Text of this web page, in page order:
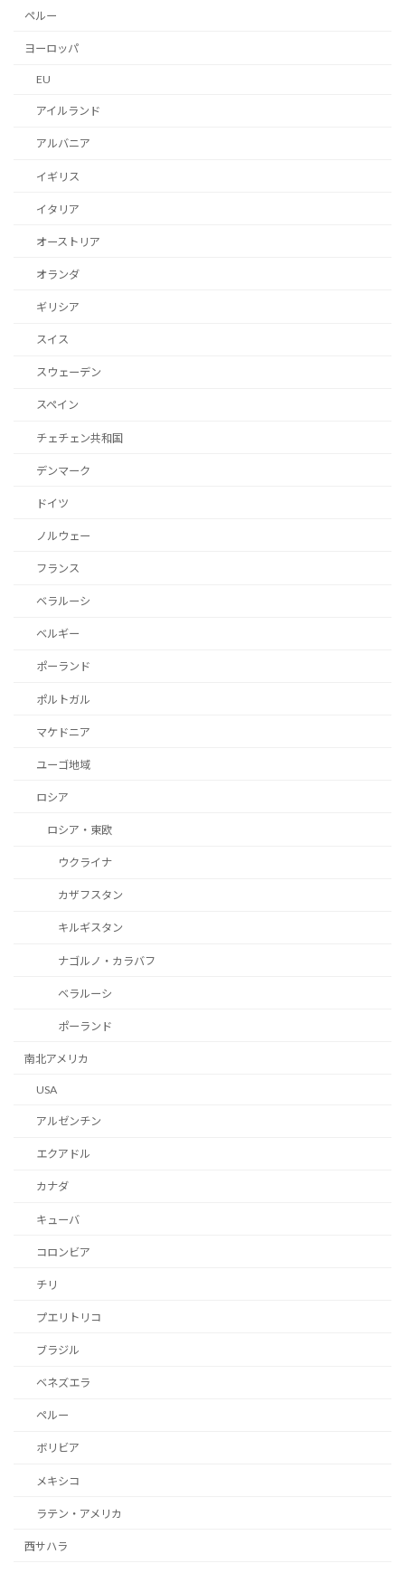
ペルー
ヨーロッパ
EU
アイルランド
アルバニア
イギリス
イタリア
オーストリア
オランダ
ギリシア
スイス
スウェーデン
スペイン
チェチェン共和国
デンマーク
ドイツ
ノルウェー
フランス
ベラルーシ
ベルギー
ポーランド
ポルトガル
マケドニア
ユーゴ地域
ロシア
ロシア・東欧
ウクライナ
カザフスタン
キルギスタン
ナゴルノ・カラバフ
ベラルーシ
ポーランド
南北アメリカ
USA
アルゼンチン
エクアドル
カナダ
キューバ
コロンビア
チリ
プエリトリコ
ブラジル
ベネズエラ
ペルー
ボリビア
メキシコ
ラテン・アメリカ
西サハラ